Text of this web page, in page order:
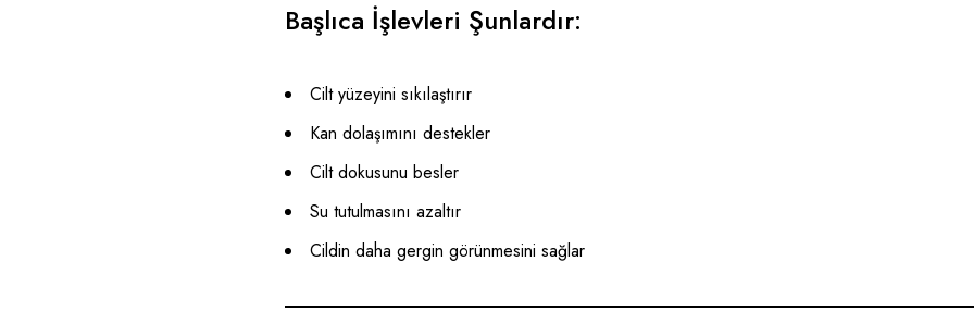
Başlıca İşlevleri Şunlardır:
Cilt yüzeyini sıkılaştırır
Kan dolaşımını destekler
Cilt dokusunu besler
Su tutulmasını azaltır
Cildin daha gergin görünmesini sağlar